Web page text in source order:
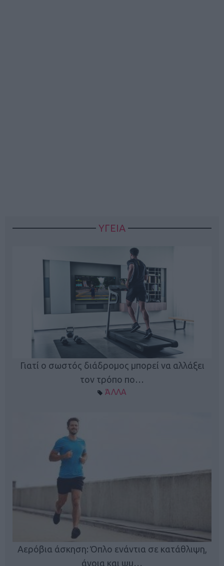
ΥΓΕΙΑ
Γιατί ο σωστός διάδρομος μπορεί να αλλάξει
τον τρόπο πο…
ΆΛΛΑ
Αερόβια άσκηση: Όπλο ενάντια σε κατάθλιψη,
άνοια και ψυ…